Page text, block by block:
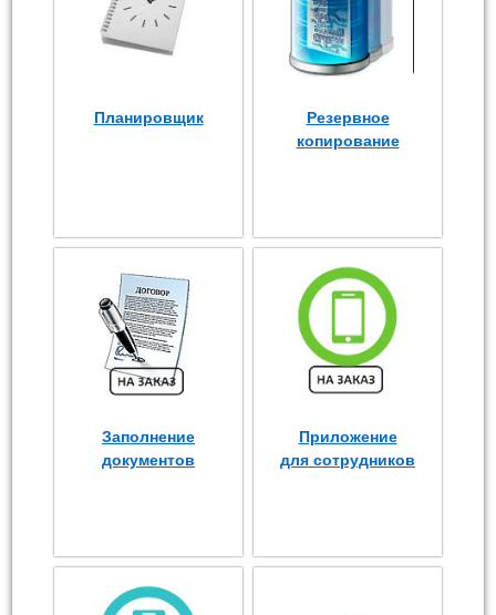
Планировщик
Резервное
копирование
Заполнение
документов
Приложение
для сотрудников